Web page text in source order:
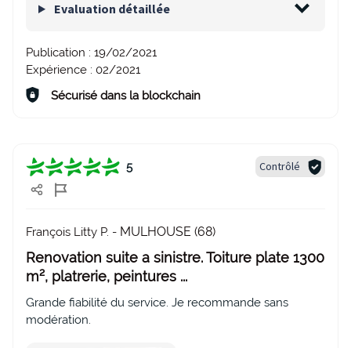
Evaluation détaillée
Publication : 19/02/2021
Expérience : 02/2021
Sécurisé dans la blockchain
5 Contrôlé
François Litty P. - MULHOUSE (68)
Renovation suite a sinistre. Toiture plate 1300
m², platrerie, peintures ...
Grande fiabilité du service. Je recommande sans
modération.